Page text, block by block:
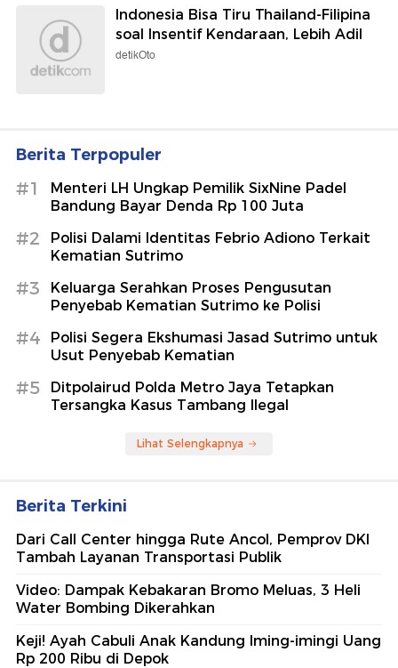
Indonesia Bisa Tiru Thailand-Filipina
soal Insentif Kendaraan, Lebih Adil
detikOto
Berita Terpopuler
#1
Menteri LH Ungkap Pemilik SixNine Padel
Bandung Bayar Denda Rp 100 Juta
#2
Polisi Dalami Identitas Febrio Adiono Terkait
Kematian Sutrimo
#3
Keluarga Serahkan Proses Pengusutan
Penyebab Kematian Sutrimo ke Polisi
#4
Polisi Segera Ekshumasi Jasad Sutrimo untuk
Usut Penyebab Kematian
#5
Ditpolairud Polda Metro Jaya Tetapkan
Tersangka Kasus Tambang Ilegal
Lihat Selengkapnya
Berita Terkini
Dari Call Center hingga Rute Ancol, Pemprov DKI
Tambah Layanan Transportasi Publik
Video: Dampak Kebakaran Bromo Meluas, 3 Heli
Water Bombing Dikerahkan
Keji! Ayah Cabuli Anak Kandung Iming-imingi Uang
Rp 200 Ribu di Depok